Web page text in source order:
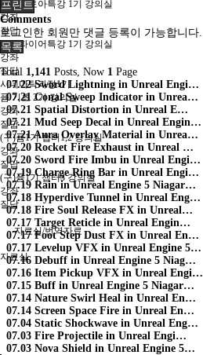
크라카토아특강 1기 강의실
강좌
질답
레이파이어특강 1기 강의실
강좌
질답
시네마틱과정1기
퓸 기초 2기 강의실
강좌
질답
(구)퓸1기 챕터1,2 강의실
강좌
질답
(구)퓸1기 챕터3 강의실
강좌
질답
자료실/번역자료
자료실
프린트
Comments
로그인한 회원만 댓글 등록이 가능합니다.
목록
Total 1,141 Posts, Now 1 Page
07.22Sword Lightning in Unreal Engi…
07.21Conal Sweep Indicator in Unrea…
07.21 Spatial Distortion in Unreal E…
07.21 Mud Seep Decal in Unreal Engin…
07.21Aura Overlay Material in Unrea…
07.20 Rocket Fire Exhaust in Unreal …
07.20 Sword Fire Imbu in Unreal Engi…
07.19Charge Ring Bar in Unreal Engi…
07.19 Rain in Unreal Engine 5 Niagar…
07.18 Hyperdive Tunnel in Unreal Eng…
07.18 Fire Soul Release FX in Unreal…
07.17 Target Reticle in Unreal Engin…
07.17Foot Step Dust FX in Unreal En…
07.17 Levelup VFX in Unreal Engine 5…
07.16 Debuff in Unreal Engine 5 Niag…
07.16 Item Pickup VFX in Unreal Engi…
07.15 Buff in Unreal Engine 5 Niagar…
07.14 Nature Swirl Heal in Unreal En…
07.14 Screen Space Fire in Unreal En…
07.04 Static Shockwave in Unreal Eng…
07.03 Fire Projectile in Unreal Engi…
07.03 Nova Shield in Unreal Engine 5…